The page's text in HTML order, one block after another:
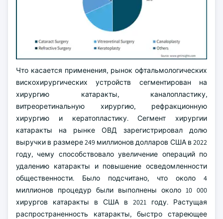
Что касается применения, рынок офтальмологических
вискохирургических устройств сегментирован на
хирургию катаракты, каналопластику,
витреоретинальную хирургию, рефракционную
хирургию и кератопластику. Сегмент хирургии
катаракты на рынке ОВД зарегистрировал долю
выручки в размере 249 миллионов долларов США в 2022
году, чему способствовало увеличение операций по
удалению катаракты и повышение осведомленности
общественности. Было подсчитано, что около 4
миллионов процедур были выполнены около 10 000
хирургов катаракты в США в 2021 году. Растущая
распространенность катаракты, быстро стареющее